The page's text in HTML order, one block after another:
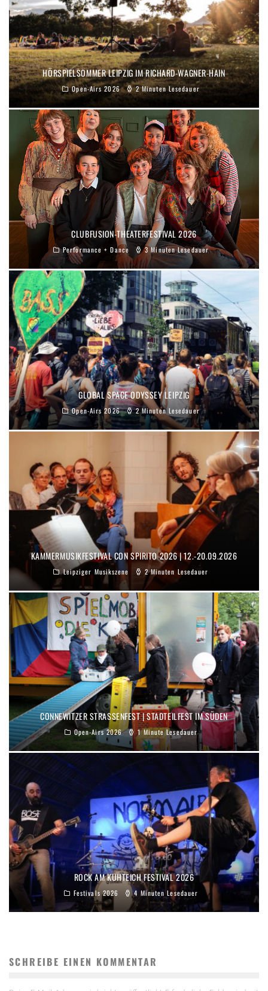
HÖRSPIELSOMMER LEIPZIG IM RICHARD-WAGNER-HAIN
Open-Airs 2026 2 Minuten Lesedauer
CLUBFUSION-THEATERFESTIVAL 2026
Performance + Dance 3 Minuten Lesedauer
GLOBAL SPACE ODYSSEY LEIPZIG
Open-Airs 2026 2 Minuten Lesedauer
KAMMERMUSIKFESTIVAL CON SPIRITO 2026 | 12.-20.09.2026
Leipziger Musikszene 2 Minuten Lesedauer
CONNEWITZER STRASSENFEST | STADTEILFEST IM SÜDEN
Open-Airs 2026 1 Minute Lesedauer
ROCK AM KUHTEICH FESTIVAL 2026
Festivals 2026 4 Minuten Lesedauer
SCHREIBE EINEN KOMMENTAR